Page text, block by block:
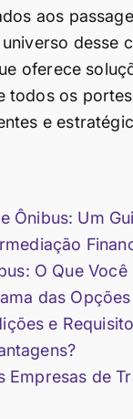
aos
desse
oferece
os
e
Ônibus: Um
O Que Você
das
e
Empresas de